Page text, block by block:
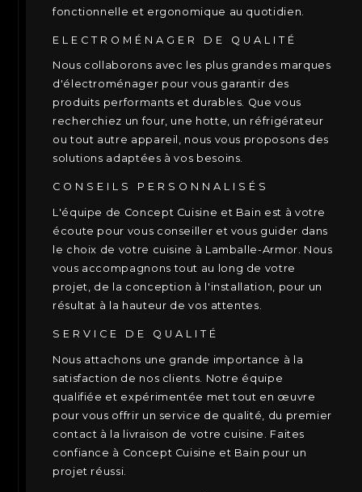
fonctionnelle et ergonomique au quotidien.
ELECTROMÉNAGER DE QUALITÉ
Nous collaborons avec les plus grandes marques
d'électroménager pour vous garantir des
produits performants et durables. Que vous
recherchiez un four, une hotte, un réfrigérateur
ou tout autre appareil, nous vous proposons des
solutions adaptées à vos besoins.
CONSEILS PERSONNALISÉS
L'équipe de Concept Cuisine et Bain est à votre
écoute pour vous conseiller et vous guider dans
le choix de votre cuisine à Lamballe-Armor. Nous
vous accompagnons tout au long de votre
projet, de la conception à l'installation, pour un
résultat à la hauteur de vos attentes.
SERVICE DE QUALITÉ
Nous attachons une grande importance à la
satisfaction de nos clients. Notre équipe
qualifiée et expérimentée met tout en œuvre
pour vous offrir un service de qualité, du premier
contact à la livraison de votre cuisine. Faites
confiance à Concept Cuisine et Bain pour un
projet réussi.